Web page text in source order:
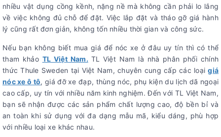
nhiều vật dụng cồng kềnh, nặng nề mà không cần phải lo lắng
về việc không đủ chỗ để đặt. Việc lắp đặt và tháo gỡ giá hành
lý cũng rất đơn giản, không tốn nhiều thời gian và công sức.
Nếu bạn không biết mua giá để nóc xe ở đâu uy tín thì có thể
tham khảo TL Việt Nam. TL Việt Nam là nhà phân phối chính
thức Thule Sweden tại Việt Nam, chuyên cung cấp các loạigiá
nóc xe ô tô, giá đỡ xe đạp, thùng nóc, phụ kiện du lịch dã ngoại
cao cấp, uy tín với nhiều năm kinh nghiệm. Đến với TL Việt Nam,
bạn sẽ nhận được các sản phẩm chất lượng cao, độ bền bỉ và
an toàn khi sử dụng với đa dạng mẫu mã, kiểu dáng, phù hợp
với nhiều loại xe khác nhau.